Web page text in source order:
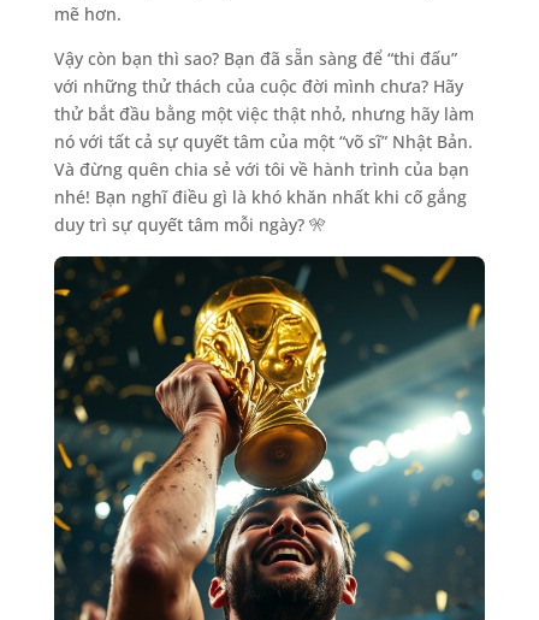
mẽ hơn.
Vậy còn bạn thì sao? Bạn đã sẵn sàng để “thi đấu”
với những thử thách của cuộc đời mình chưa? Hãy
thử bắt đầu bằng một việc thật nhỏ, nhưng hãy làm
nó với tất cả sự quyết tâm của một “võ sĩ” Nhật Bản.
Và đừng quên chia sẻ với tôi về hành trình của bạn
nhé! Bạn nghĩ điều gì là khó khăn nhất khi cố gắng
duy trì sự quyết tâm mỗi ngày? 🎌